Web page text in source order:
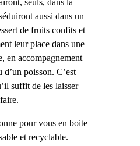
aussi dans un
de fruits confits et
leur place dans une
en accompagnement
d’un poisson. C’est
suffit de les laisser
faire.
pour vous en boite
et recyclable.